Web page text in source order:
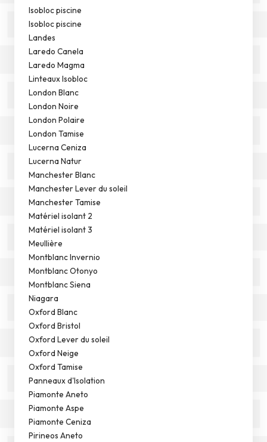
Isobloc piscine
Isobloc piscine
Landes
Laredo Canela
Laredo Magma
Linteaux Isobloc
London Blanc
London Noire
London Polaire
London Tamise
Lucerna Ceniza
Lucerna Natur
Manchester Blanc
Manchester Lever du soleil
Manchester Tamise
Matériel isolant 2
Matériel isolant 3
Meullière
Montblanc Invernio
Montblanc Otonyo
Montblanc Siena
Niagara
Oxford Blanc
Oxford Bristol
Oxford Lever du soleil
Oxford Neige
Oxford Tamise
Panneaux d'Isolation
Piamonte Aneto
Piamonte Aspe
Piamonte Ceniza
Pirineos Aneto